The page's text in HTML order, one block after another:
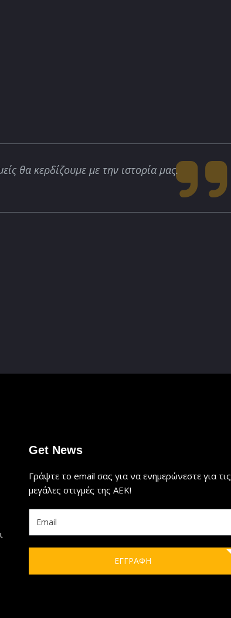
θα κερδίζουμε με την ιστορία μας.
Get News
Γράψτε το email σας για να ενημερώνεστε για τις
μεγάλες στιγμές της ΑΕΚ!
ΕΓΓΡΑΦΗ